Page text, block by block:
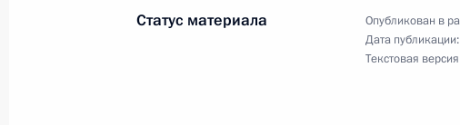
Об исполнении поручения Президента о
абитуриентам отсрочки от призыва на
Статус материала Опубликован в
Дата публикации:
Текстовая версия